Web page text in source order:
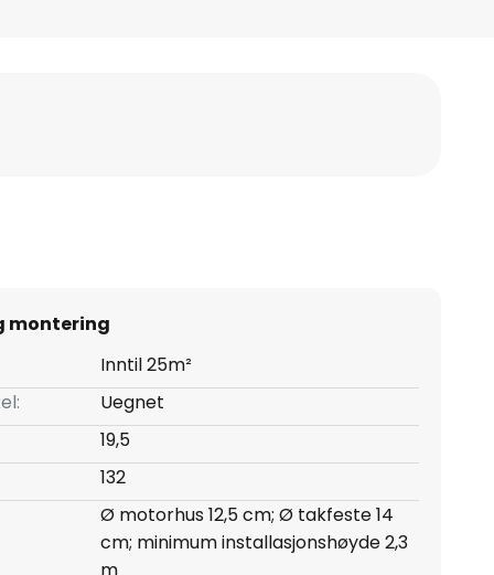
montering
Inntil 25m²
Uegnet
19,5
132
Ø motorhus 12,5 cm; Ø takfeste 14
cm; minimum installasjonshøyde 2,3